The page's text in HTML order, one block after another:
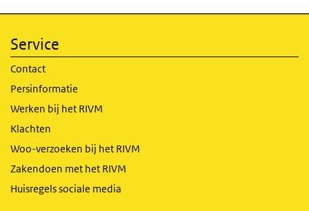
Service
Contact
Persinformatie
Werken bij het RIVM
Klachten
Woo-verzoeken bij het RIVM
Zakendoen met het RIVM
Huisregels sociale media